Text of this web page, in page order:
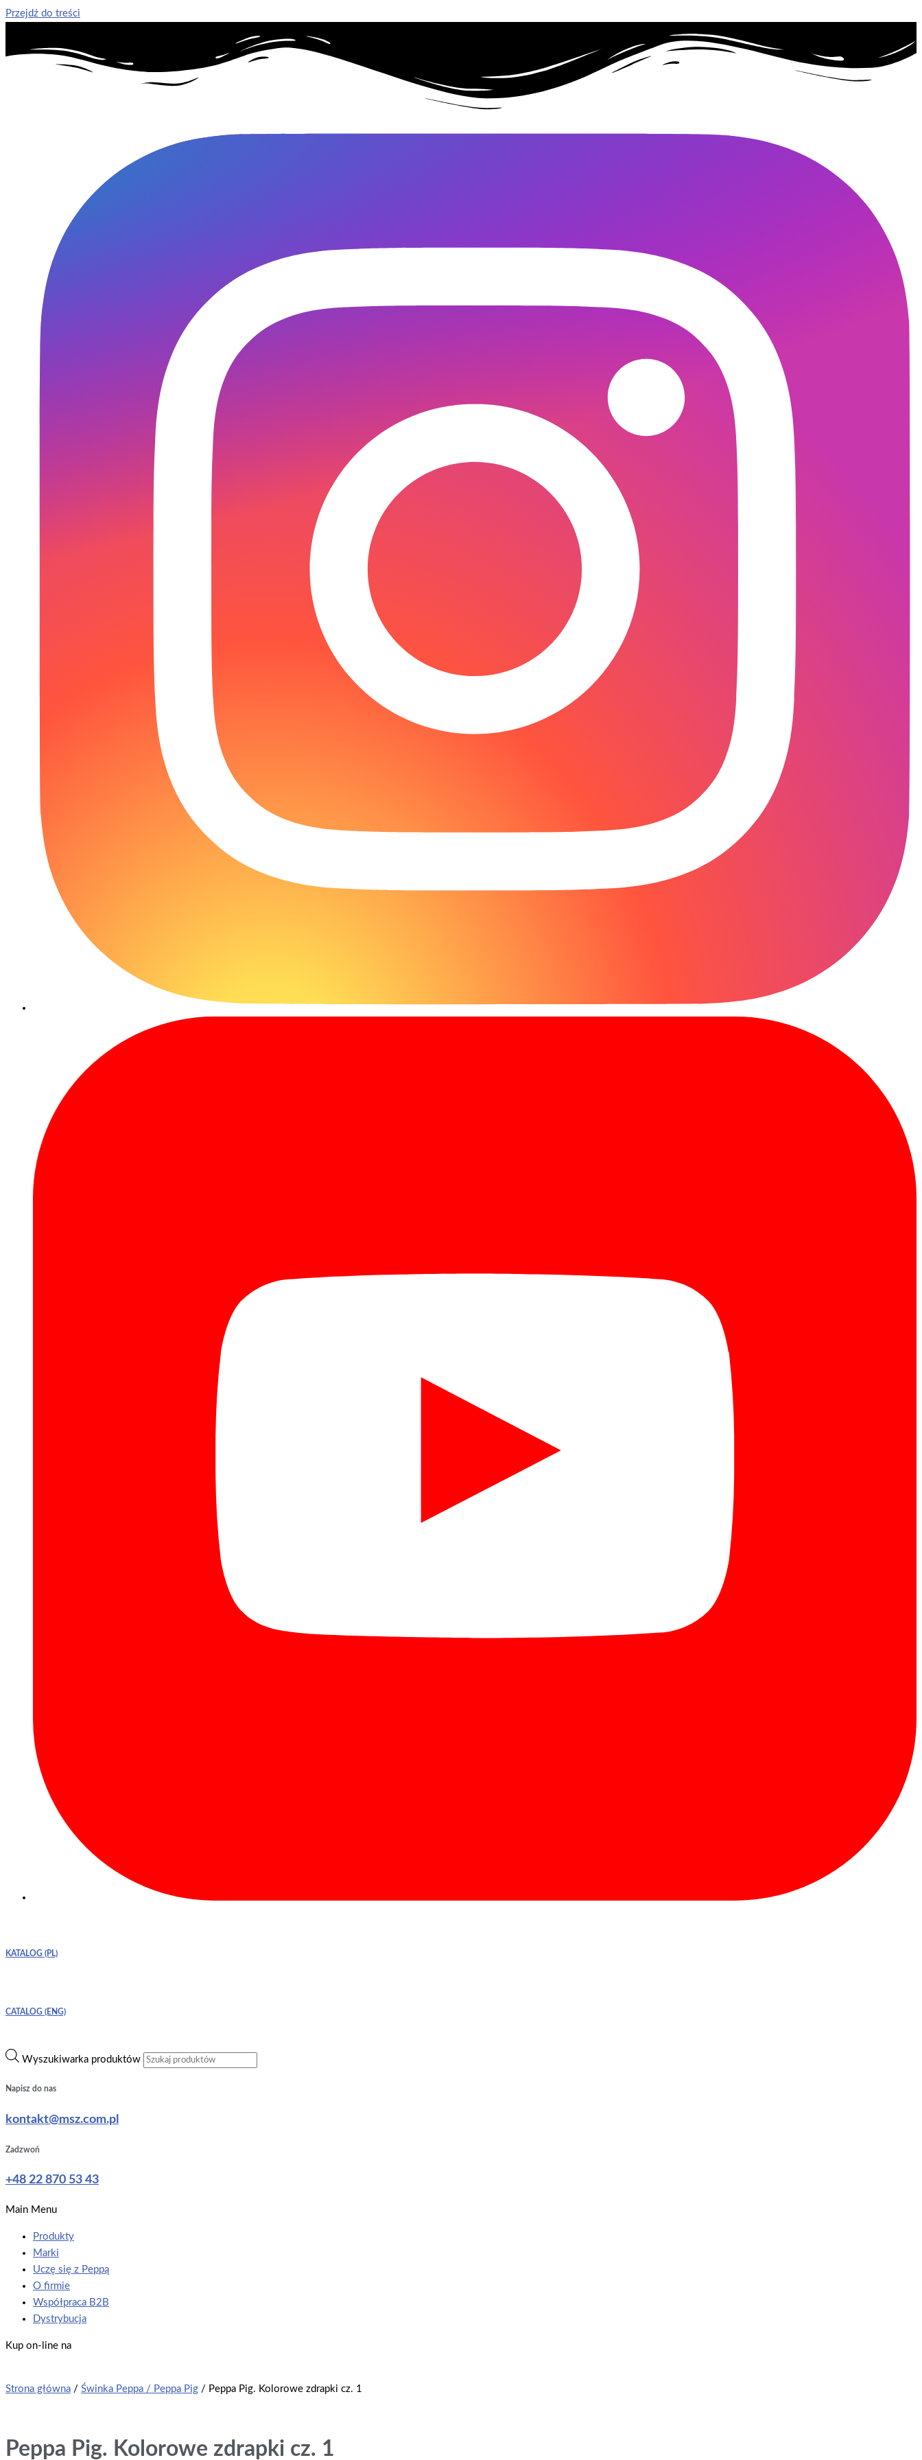
Przejdź do treści
KATALOG (PL)
CATALOG (ENG)
Wyszukiwarka produktów
Napisz do nas
kontakt@msz.com.pl
Zadzwoń
+48 22 870 53 43
Main Menu
Produkty
Marki
Uczę się z Peppą
O firmie
Współpraca B2B
Dystrybucja
Kup on-line na
Strona główna / Świnka Peppa / Peppa Pig / Peppa Pig. Kolorowe zdrapki cz. 1
Peppa Pig. Kolorowe zdrapki cz. 1